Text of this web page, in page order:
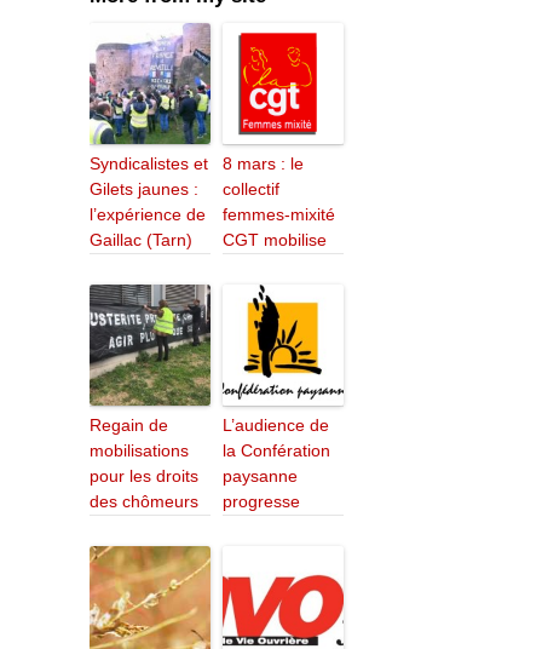
Syndicalistes et
Gilets jaunes :
l’expérience de
Gaillac (Tarn)
8 mars : le
collectif
femmes-mixité
CGT mobilise
Regain de
mobilisations
pour les droits
des chômeurs
L’audience de
la Confération
paysanne
progresse